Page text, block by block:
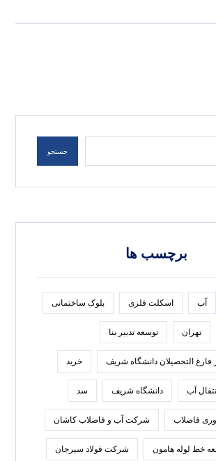
جستجو
برچسب ها
آب اسکلت فلزی بلوک ساختمانی
تهران توسعه تدبير بنا
فارغ التحصیلان دانشگاه شریف خرید
آب دانشگاه شریف سد
فاضلاب شرکت آب و فاضلاب کاشان
خط لوله هامون شرکت فولاد سيرجان